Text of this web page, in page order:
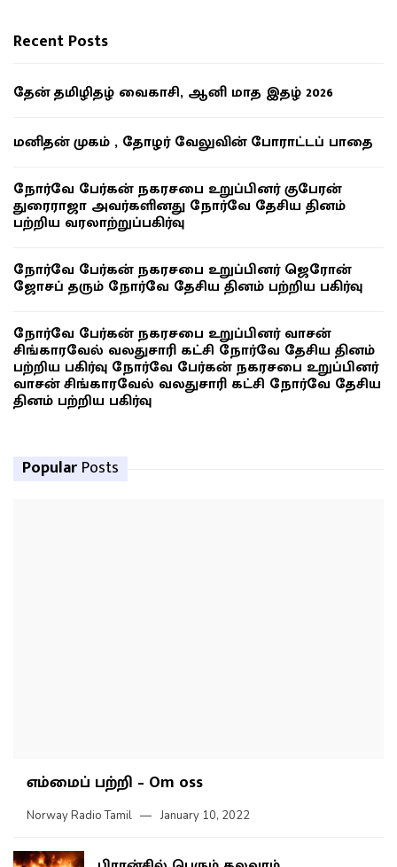
Recent Posts
தேன் தமிழிதழ் வைகாசி, ஆனி மாத இதழ் 2026
மனிதன் முகம் , தோழர் வேலுவின் போராட்டப் பாதை
நோர்வே பேர்கன் நகரசபை உறுப்பினர் குபேரன்
துரைராஜா அவர்களினது நோர்வே தேசிய தினம்
பற்றிய வரலாற்றுப்பகிர்வு
நோர்வே பேர்கன் நகரசபை உறுப்பினர் ஜெரோன்
ஜோசப் தரும் நோர்வே தேசிய தினம் பற்றிய பகிர்வு
நோர்வே பேர்கன் நகரசபை உறுப்பினர் வாசன்
சிங்காரவேல் வலதுசாரி கட்சி நோர்வே தேசிய தினம்
பற்றிய பகிர்வு நோர்வே பேர்கன் நகரசபை உறுப்பினர்
வாசன் சிங்காரவேல் வலதுசாரி கட்சி நோர்வே தேசிய
தினம் பற்றிய பகிர்வு
Popular Posts
எம்மைப் பற்றி – Om oss
Norway Radio Tamil January 10, 2022